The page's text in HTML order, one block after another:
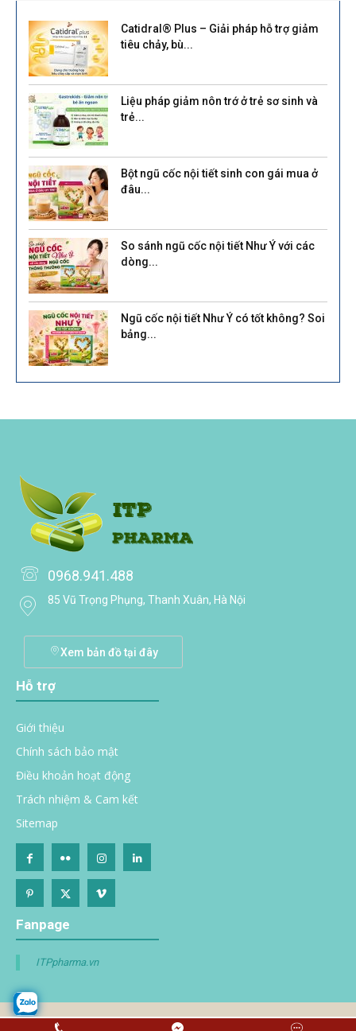
Catidral® Plus – Giải pháp hỗ trợ giảm
tiêu chảy, bù...
Liệu pháp giảm nôn trớ ở trẻ sơ sinh và
trẻ...
Bột ngũ cốc nội tiết sinh con gái mua ở
đâu...
So sánh ngũ cốc nội tiết Như Ý với các
dòng...
Ngũ cốc nội tiết Như Ý có tốt không? Soi
bảng...
0968.941.488
85 Vũ Trọng Phụng, Thanh Xuân, Hà Nội
Xem bản đồ tại đây
Hỗ trợ
Giới thiệu
Chính sách bảo mật
Điều khoản hoạt động
Trách nhiệm & Cam kết
Sitemap
Fanpage
ITPpharma.vn
© 2020 Bản quyền itppharma.com